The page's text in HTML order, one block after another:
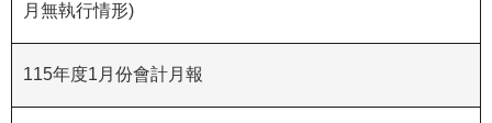
告
私
權
月無執行情形)
115年度1月份會計月報